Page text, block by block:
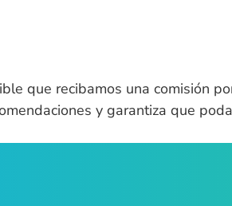
que recibamos una comisión
y garantiza que